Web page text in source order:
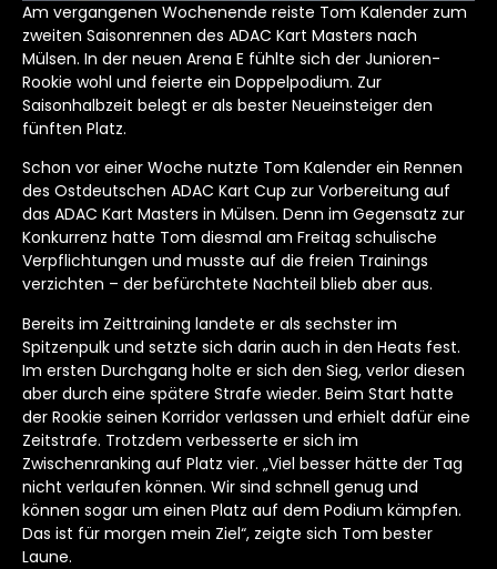
Am vergangenen Wochenende reiste Tom Kalender zum
zweiten Saisonrennen des ADAC Kart Masters nach
Mülsen. In der neuen Arena E fühlte sich der Junioren-
Rookie wohl und feierte ein Doppelpodium. Zur
Saisonhalbzeit belegt er als bester Neueinsteiger den
fünften Platz.
Schon vor einer Woche nutzte Tom Kalender ein Rennen
des Ostdeutschen ADAC Kart Cup zur Vorbereitung auf
das ADAC Kart Masters in Mülsen. Denn im Gegensatz zur
Konkurrenz hatte Tom diesmal am Freitag schulische
Verpflichtungen und musste auf die freien Trainings
verzichten – der befürchtete Nachteil blieb aber aus.
Bereits im Zeittraining landete er als sechster im
Spitzenpulk und setzte sich darin auch in den Heats fest.
Im ersten Durchgang holte er sich den Sieg, verlor diesen
aber durch eine spätere Strafe wieder. Beim Start hatte
der Rookie seinen Korridor verlassen und erhielt dafür eine
Zeitstrafe. Trotzdem verbesserte er sich im
Zwischenranking auf Platz vier. „Viel besser hätte der Tag
nicht verlaufen können. Wir sind schnell genug und
können sogar um einen Platz auf dem Podium kämpfen.
Das ist für morgen mein Ziel“, zeigte sich Tom bester
Laune.